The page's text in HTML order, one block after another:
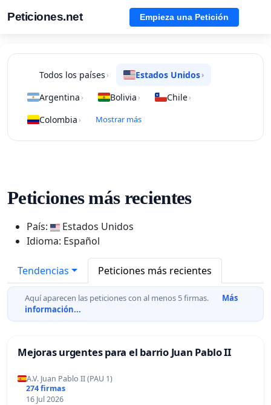
Peticiones.net Empieza una Petición
Todos los países › Estados Unidos›
Argentina › Bolivia › Chile›
Colombia › Mostrar más
Peticiones más recientes
País:
Estados Unidos
Idioma: Español
Tendencias Peticiones más recientes
Aquí aparecen las peticiones con al menos 5 firmas.
Más
información...
Mejoras urgentes para el barrio Juan Pablo II
A.V. Juan Pablo II (PAU 1)
274 firmas
16 Jul 2026